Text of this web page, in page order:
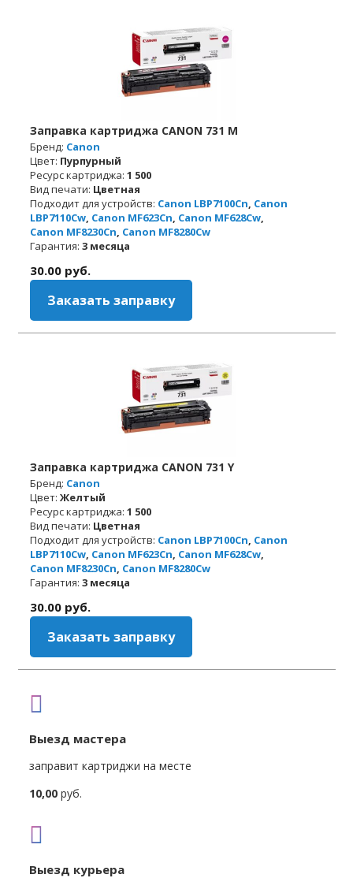
Заправка картриджа CANON 731 M
Бренд: Canon
Цвет: Пурпурный
Ресурс картриджа: 1 500
Вид печати: Цветная
Подходит для устройств: Canon LBP7100Cn, Canon
LBP7110Cw, Canon MF623Cn, Canon MF628Cw,
Canon MF8230Cn, Canon MF8280Cw
Гарантия: 3 месяца
30.00 руб.
Заказать заправку
Заправка картриджа CANON 731 Y
Бренд: Canon
Цвет: Желтый
Ресурс картриджа: 1 500
Вид печати: Цветная
Подходит для устройств: Canon LBP7100Cn, Canon
LBP7110Cw, Canon MF623Cn, Canon MF628Cw,
Canon MF8230Cn, Canon MF8280Cw
Гарантия: 3 месяца
30.00 руб.
Заказать заправку
Выезд мастера
заправит картриджи на месте
10,00руб.
Выезд курьера